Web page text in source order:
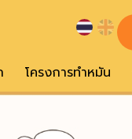
โครงการทำหมัน